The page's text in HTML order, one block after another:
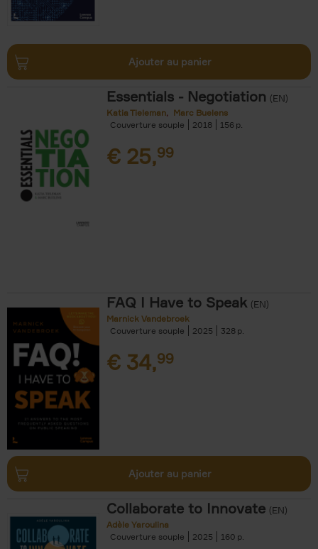
Ajouter au panier
Essentials - Negotiation (EN)
Katia Tieleman
Marc Buelens
Couverture souple
2018 156
€ 25,99
FAQ I Have to Speak (EN)
Marnick Vandebroek
Couverture souple
2025 328
€ 34,99
Ajouter au panier
Collaborate to Innovate (EN)
Adèle Yaroulina
Couverture souple
2025 160